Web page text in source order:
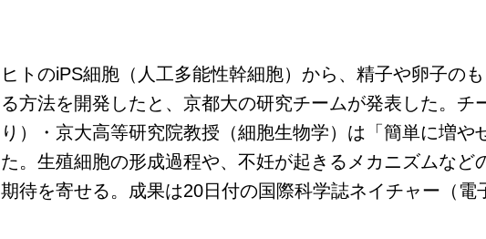
ヒトのiPS細胞（人工多能性幹細胞）から、精子や卵子の
る方法を開発したと、京都大の研究チームが発表した。チ
り）・京大高等研究院教授（細胞生物学）は「簡単に増や
た。生殖細胞の形成過程や、不妊が起きるメカニズムなど
期待を寄せる。成果は20日付の国際科学誌ネイチャー（電